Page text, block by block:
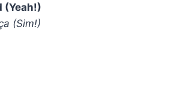
(Yeah!)
(Sim!)